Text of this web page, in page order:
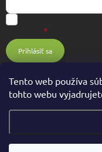
Tento web používa
tohto webu
Prihlásiť sa